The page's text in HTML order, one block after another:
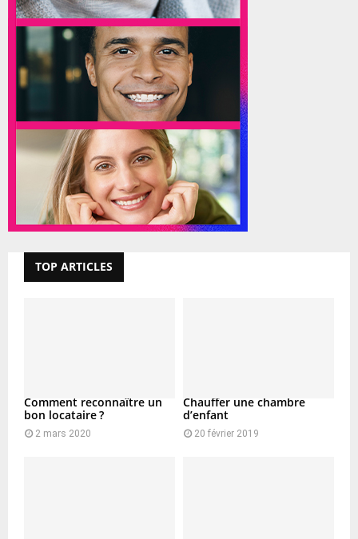
TOP ARTICLES
Comment reconnaître un
bon locataire ?
2 mars 2020
Chauffer une chambre
d’enfant
20 février 2019